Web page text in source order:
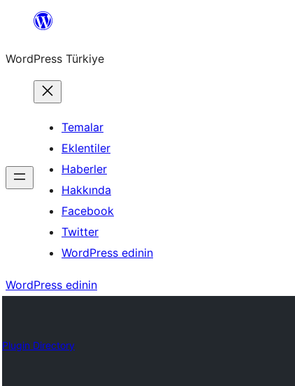
İçeriğe
WordPress Türkiye
Temalar
Eklentiler
Haberler
Hakkında
Facebook
Twitter
WordPress edinin
WordPress edinin
Plugin Directory